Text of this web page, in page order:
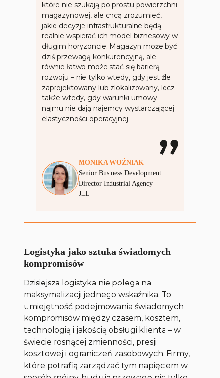
które nie szukają po prostu powierzchni
magazynowej, ale chcą zrozumieć,
jakie decyzje infrastrukturalne będą
realnie wspierać ich model biznesowy w
długim horyzoncie. Magazyn może być
dziś przewagą konkurencyjną, ale
równie łatwo może stać się barierą
rozwoju – nie tylko wtedy, gdy jest źle
zaprojektowany lub zlokalizowany, lecz
także wtedy, gdy warunki umowy
najmu nie dają najemcy wystarczającej
elastyczności operacyjnej.
MONIKA WOŹNIAK
Senior Business Development
Director Industrial Agency
JLL
Logistyka jako sztuka świadomych
kompromisów
Dzisiejsza logistyka nie polega na
maksymalizacji jednego wskaźnika. To
umiejętność podejmowania świadomych
kompromisów między czasem, kosztem,
technologią i jakością obsługi klienta – w
świecie rosnącej zmienności, presji
kosztowej i ograniczeń zasobowych. Firmy,
które potrafią zarządzać tym napięciem w